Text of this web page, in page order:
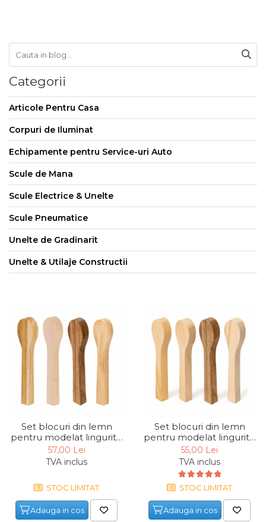
Categorii
Articole Pentru Casa
Corpuri de Iluminat
Echipamente pentru Service-uri Auto
Scule de Mana
Scule Electrice & Unelte
Scule Pneumatice
Unelte de Gradinarit
Unelte & Utilaje Constructii
Set blocuri din lemn
pentru modelat lingurite
Beavercraft BB3, 4 piese
57,00 Lei
TVA inclus
STOC LIMITAT
Adauga in cos
Set blocuri din lemn
pentru modelat lingurite
Beavercraft BB2, 4 piese
55,00 Lei
TVA inclus
STOC LIMITAT
Adauga in cos